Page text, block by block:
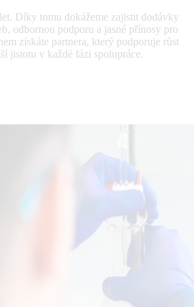
Díky tomu dokážeme zajistit dodávky
odbornou podporu a jasné přínosy pro
získáte partnera, který podporuje růst
jistotu v každé fázi spolupráce.